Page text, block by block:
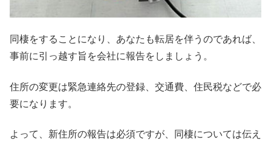
同棲をすることになり、あなたも転居を伴うのであれば、
事前に引っ越す旨を会社に報告をしましょう。
住所の変更は緊急連絡先の登録、交通費、住民税などで必
要になります。
よって、新住所の報告は必須ですが、同棲については伝え